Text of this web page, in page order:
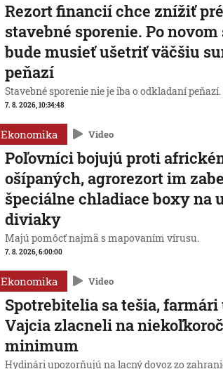
Rezort financií chce znížiť
stavebné sporenie. Po
bude musieť ušetriť väčšiu
peňazí
Stavebné sporenie nie je iba o odkladaní peňazí.
7. 8. 2026, 10:34:48
Ekonomika Video
Poľovníci bojujú proti
ošípaných, agrorezort im
špeciálne chladiace boxy na
diviaky
Majú pomôcť najmä s mapovaním vírusu.
7. 8. 2026, 6:00:00
Ekonomika Video
Spotrebitelia sa tešia, farmári
Vajcia zlacneli na
minimum
Hydinári upozorňujú na lacný dovoz zo